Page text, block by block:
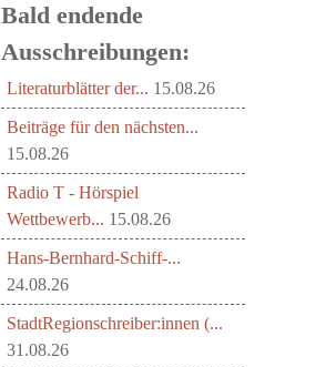
Bald endende
Ausschreibungen:
Literaturblätter der... 15.08.26
Beiträge für den nächsten...
15.08.26
Radio T - Hörspiel
Wettbewerb... 15.08.26
Hans-Bernhard-Schiff-...
24.08.26
StadtRegionschreiber:innen (...
31.08.26